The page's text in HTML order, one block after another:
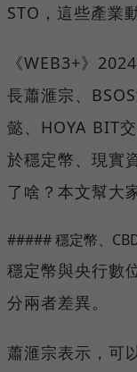
STO，這些產業
《WEB3+》
長蕭滙宗、
懿、HOYA BIT
於穩定幣、現實
了啥？本文幫大
##### 穩定幣、
穩定幣與央行數
分兩者差異。
蕭滙宗表示，可